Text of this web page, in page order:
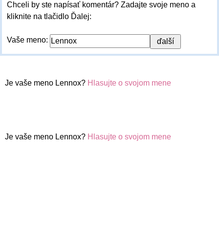
Chceli by ste napísať komentár? Zadajte svoje meno a
kliknite na tlačidlo Ďalej:
Vaše meno:
Je vaše meno Lennox? Hlasujte o svojom mene
Je vaše meno Lennox? Hlasujte o svojom mene